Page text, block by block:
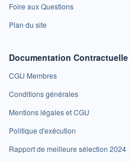
Foire aux Questions
Plan du site
Documentation Contractuelle
CGU Membres
Conditions générales
Mentions légales et CGU
Politique d'exécution
Rapport de meilleure sélection 2024